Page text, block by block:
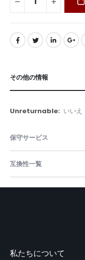
その他の情報
そ
の
情
報
いいえ
保守サービス
互換性一覧
私たちについて